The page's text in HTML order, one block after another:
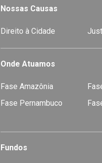
Nossas Causas
Direito à Cidade
Onde Atuamos
Fase Amazônia
Fase Pernambuco
Fundos